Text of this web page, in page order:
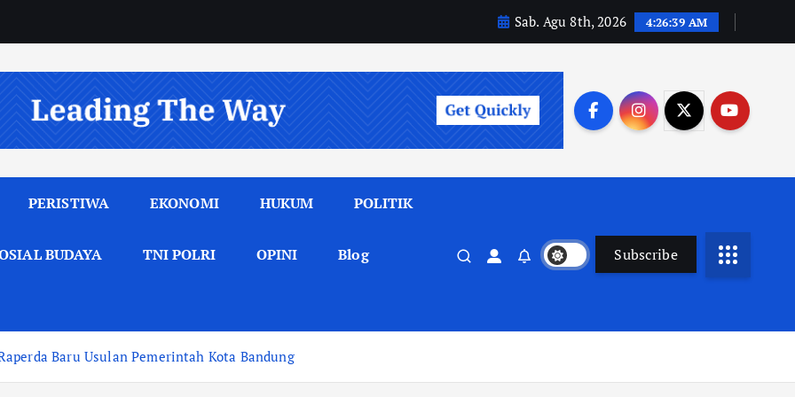
Sab. Agu 8th, 2026 4:26:40 AM
PERISTIWA EKONOMI HUKUM POLITIK
BUDAYA TNI POLRI OPINI Blog Subscribe
Baru Usulan Pemerintah Kota Bandung